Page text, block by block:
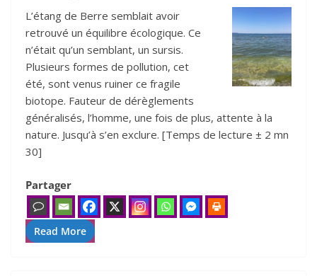
L’étang de Berre semblait avoir
retrouvé un équilibre écologique. Ce
n’était qu’un semblant, un sursis.
Plusieurs formes de pollution, cet
été, sont venus ruiner ce fragile
biotope. Fauteur de dérèglements
généralisés, l’homme, une fois de plus, attente à la
nature. Jusqu’à s’en exclure. [Temps de lecture ± 2 mn
30]
Partager
Read More